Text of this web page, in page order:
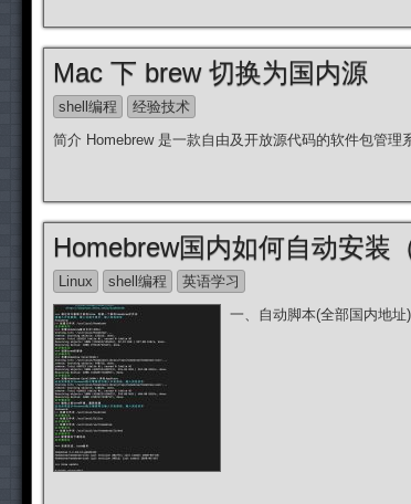
Mac 下 brew 切换为国内源
shell编程
经验技术
简介 Homebrew 是一款自由及开放源代码的软件包管
Homebrew国内如何自动安装
Linux shell编程
英语学习
一、自动脚本(全部国内地